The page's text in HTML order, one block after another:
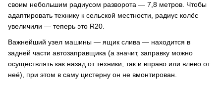
своим небольшим радиусом разворота — 7,8 метров. Чтобы
адаптировать технику к сельской местности, радиус колёс
увеличили — теперь это R20.
Важнейший узел машины — ящик слива — находится в
задней части автозаправщика (а значит, заправку можно
осуществлять как назад от техники, так и вправо или влево от
неё), при этом в саму цистерну он не вмонтирован.